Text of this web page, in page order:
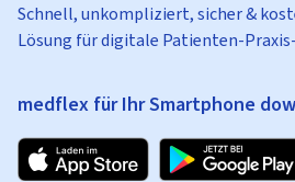
Schnell, unkompliziert, sicher &
Lösung für digitale Patienten-
medflex für Ihr Smartphone